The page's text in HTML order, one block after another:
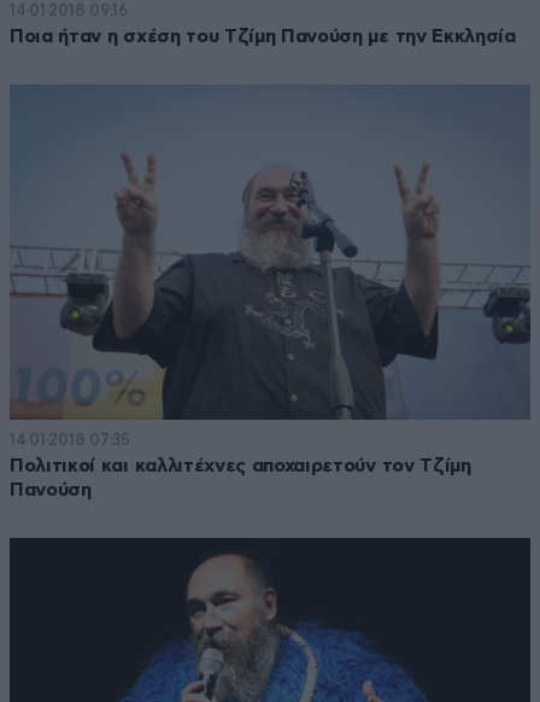
14·01·2018 09:16
Ποια ήταν η σχέση του Τζίμη Πανούση με την Εκκλησία
14·01·2018 07:35
Πολιτικοί και καλλιτέχνες αποχαιρετούν τον Τζίμη
Πανούση